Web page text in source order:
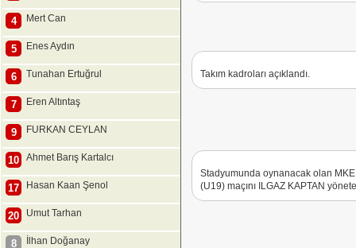
4 Mert Can
5 Enes Aydın
6 Tunahan Ertuğrul
7 Eren Altıntaş
9 FURKAN CEYLAN
10 Ahmet Barış Kartalcı
17 Hasan Kaan Şenol
20 Umut Tarhan
8 İlhan Doğanay
Takım kadroları açıklandı.
Stadyumunda oynanacak olan
(U19) maçını ILGAZ KAPTAN